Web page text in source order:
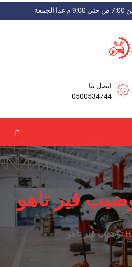
اتصل بنا
0500534744
قير تاهو
توضيب قير تاهو